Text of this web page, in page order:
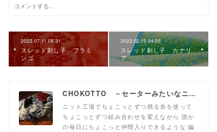
2022.07.11 08:31
スレッド刺し子 フラミ
ンゴ
2022.02.15 04:05
スレッド刺し子 カナリ
ア
CHOKOTTO －セーターみたいなニット生地、おいてます－
ニット工場でちょこっとずつ残る糸を使って
ちょこっとずつ組み合わせを変えながら 誰か
の毎日にちょこっと仲間入りできるような 編